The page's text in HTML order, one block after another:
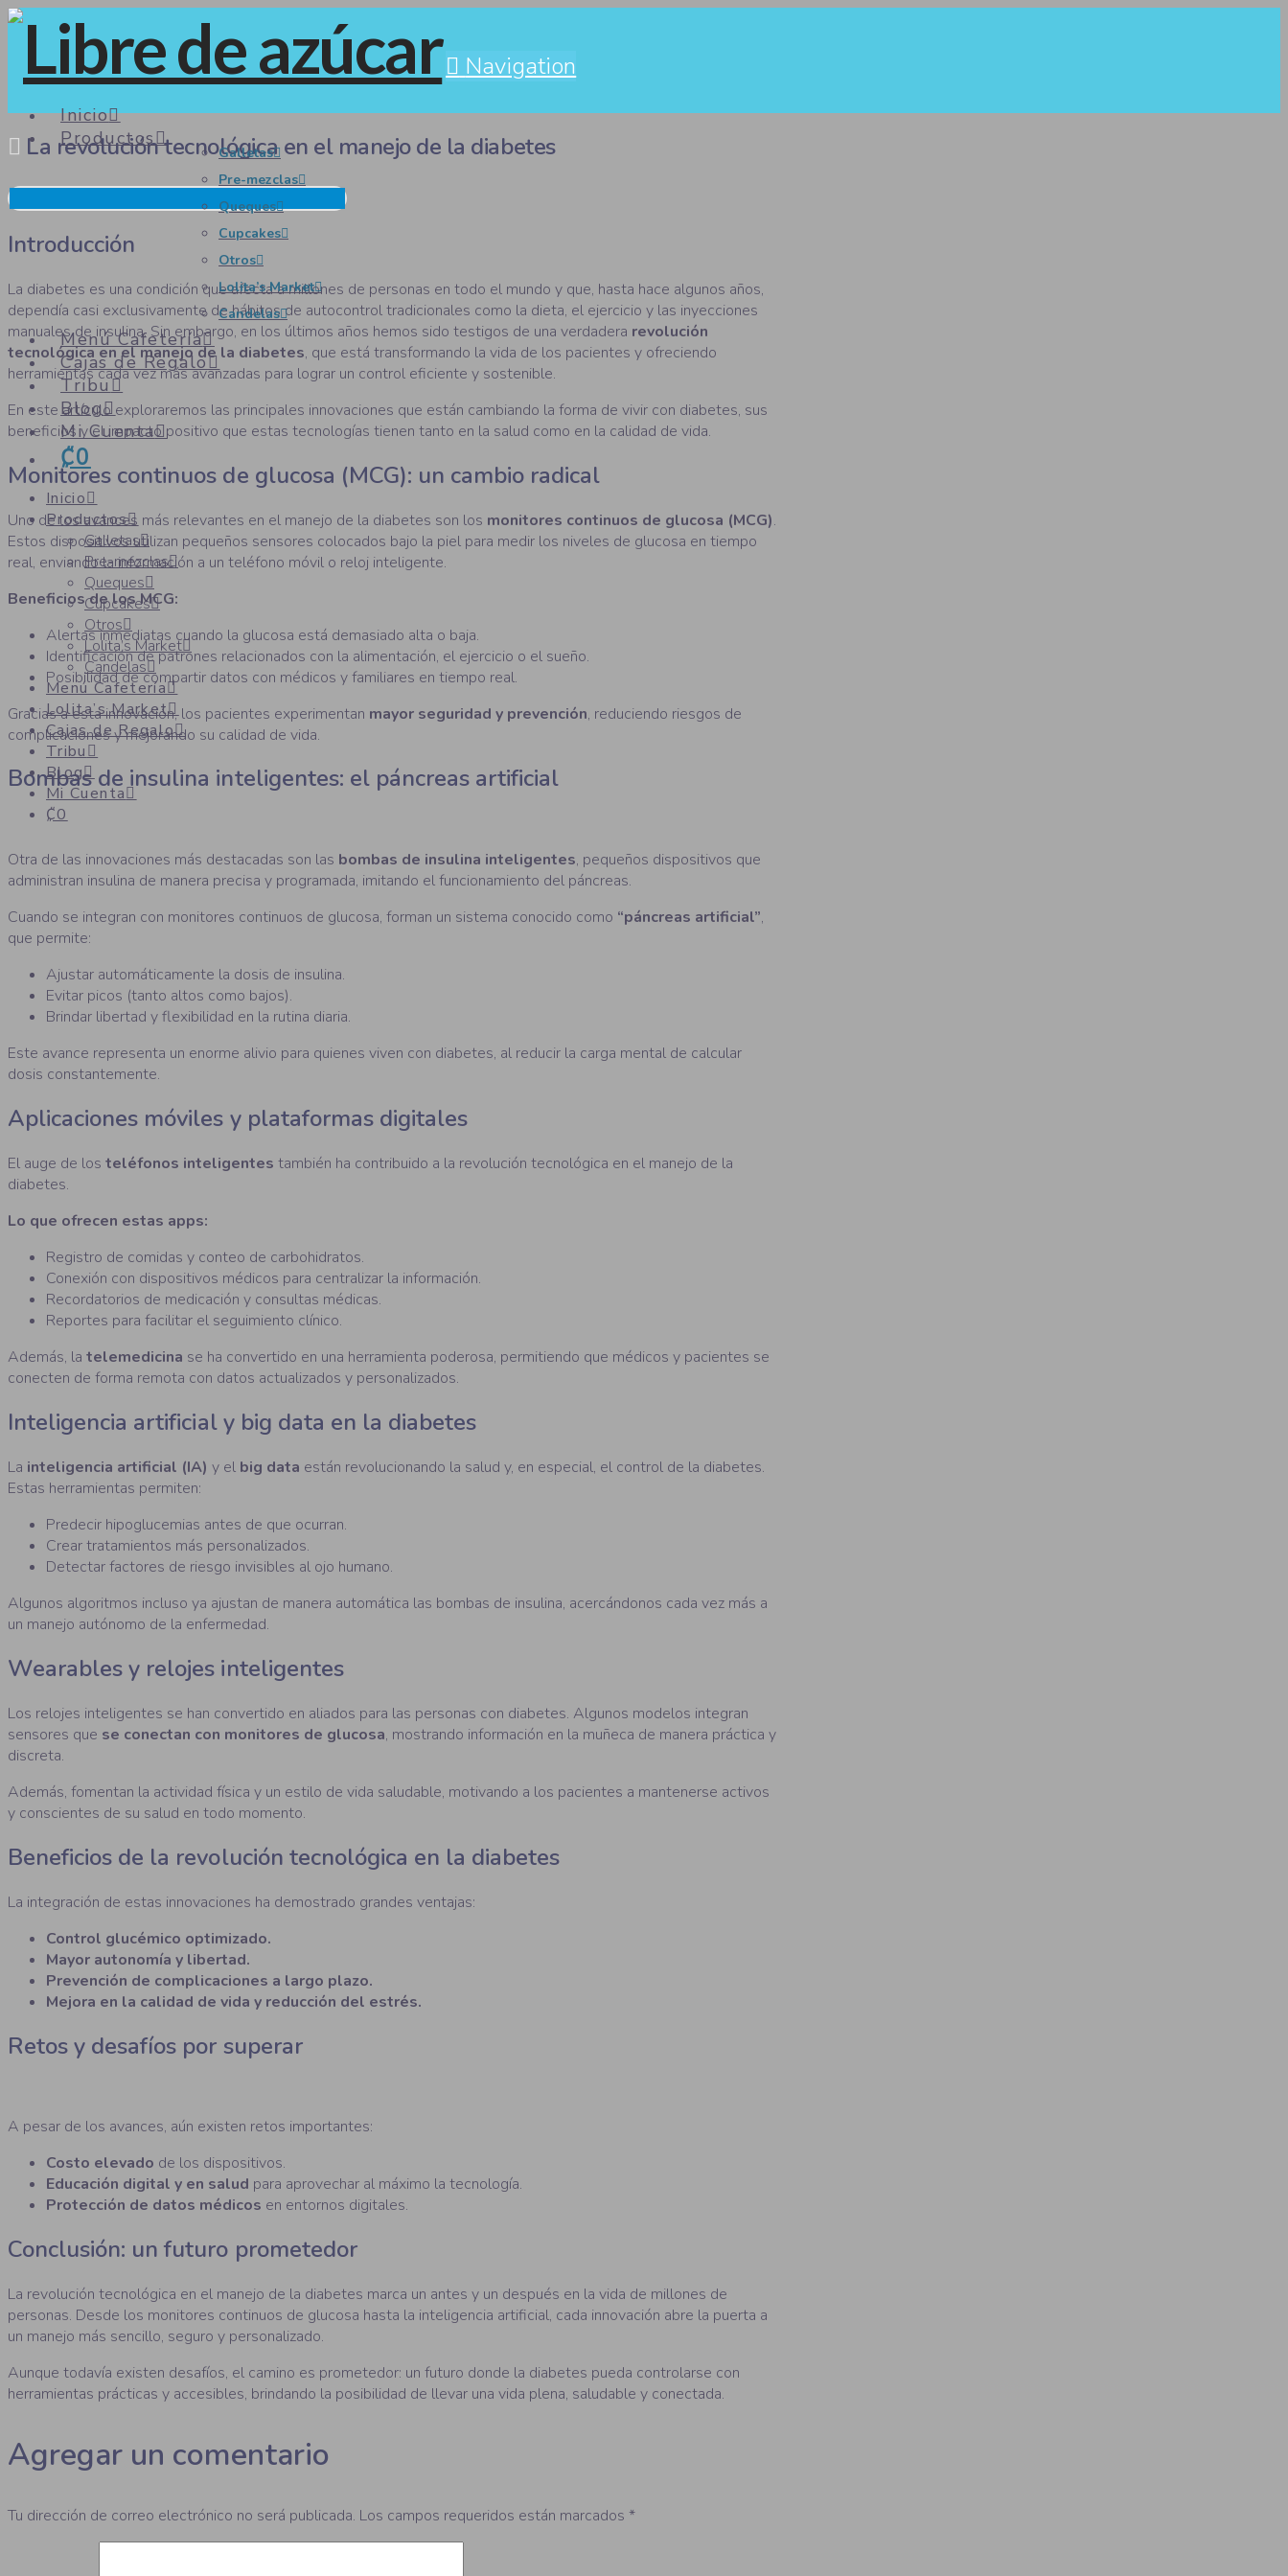
Navigation
Inicio
Productos
Galletas
Pre-mezclas
Queques
Cupcakes
Otros
Lolita’s Market
Candelas
Menú Cafetería
Cajas de Regalo
Tribu
Blog
Mi Cuenta
₡0
Inicio
Productos
Galletas
Pre-mezclas
Queques
Cupcakes
Otros
Lolita’s Market
Candelas
Menú Cafetería
Lolita’s Market
Cajas de Regalo
Tribu
Blog
Mi Cuenta
₡0
La revolución tecnológica en el manejo de la diabetes
Introducción
La diabetes es una condición que afecta a millones de personas en todo el mundo y que, hasta hace algunos años,
dependía casi exclusivamente de hábitos de autocontrol tradicionales como la dieta, el ejercicio y las inyecciones
manuales de insulina. Sin embargo, en los últimos años hemos sido testigos de una verdadera revolución
tecnológica en el manejo de la diabetes, que está transformando la vida de los pacientes y ofreciendo
herramientas cada vez más avanzadas para lograr un control eficiente y sostenible.
En este artículo exploraremos las principales innovaciones que están cambiando la forma de vivir con diabetes, sus
beneficios y el impacto positivo que estas tecnologías tienen tanto en la salud como en la calidad de vida.
Monitores continuos de glucosa (MCG): un cambio radical
Uno de los avances más relevantes en el manejo de la diabetes son los monitores continuos de glucosa (MCG).
Estos dispositivos utilizan pequeños sensores colocados bajo la piel para medir los niveles de glucosa en tiempo
real, enviando la información a un teléfono móvil o reloj inteligente.
Beneficios de los MCG:
Alertas inmediatas cuando la glucosa está demasiado alta o baja.
Identificación de patrones relacionados con la alimentación, el ejercicio o el sueño.
Posibilidad de compartir datos con médicos y familiares en tiempo real.
Gracias a esta innovación, los pacientes experimentan mayor seguridad y prevención, reduciendo riesgos de
complicaciones y mejorando su calidad de vida.
Bombas de insulina inteligentes: el páncreas artificial
Otra de las innovaciones más destacadas son las bombas de insulina inteligentes, pequeños dispositivos que
administran insulina de manera precisa y programada, imitando el funcionamiento del páncreas.
Cuando se integran con monitores continuos de glucosa, forman un sistema conocido como “páncreas artificial”,
que permite:
Ajustar automáticamente la dosis de insulina.
Evitar picos (tanto altos como bajos).
Brindar libertad y flexibilidad en la rutina diaria.
Este avance representa un enorme alivio para quienes viven con diabetes, al reducir la carga mental de calcular
dosis constantemente.
Aplicaciones móviles y plataformas digitales
El auge de los teléfonos inteligentes también ha contribuido a la revolución tecnológica en el manejo de la
diabetes.
Lo que ofrecen estas apps:
Registro de comidas y conteo de carbohidratos.
Conexión con dispositivos médicos para centralizar la información.
Recordatorios de medicación y consultas médicas.
Reportes para facilitar el seguimiento clínico.
Además, la telemedicina se ha convertido en una herramienta poderosa, permitiendo que médicos y pacientes se
conecten de forma remota con datos actualizados y personalizados.
Inteligencia artificial y big data en la diabetes
La inteligencia artificial (IA) y el big data están revolucionando la salud y, en especial, el control de la diabetes.
Estas herramientas permiten:
Predecir hipoglucemias antes de que ocurran.
Crear tratamientos más personalizados.
Detectar factores de riesgo invisibles al ojo humano.
Algunos algoritmos incluso ya ajustan de manera automática las bombas de insulina, acercándonos cada vez más a
un manejo autónomo de la enfermedad.
Wearables y relojes inteligentes
Los relojes inteligentes se han convertido en aliados para las personas con diabetes. Algunos modelos integran
sensores que se conectan con monitores de glucosa, mostrando información en la muñeca de manera práctica y
discreta.
Además, fomentan la actividad física y un estilo de vida saludable, motivando a los pacientes a mantenerse activos
y conscientes de su salud en todo momento.
Beneficios de la revolución tecnológica en la diabetes
La integración de estas innovaciones ha demostrado grandes ventajas:
Control glucémico optimizado.
Mayor autonomía y libertad.
Prevención de complicaciones a largo plazo.
Mejora en la calidad de vida y reducción del estrés.
Retos y desafíos por superar
A pesar de los avances, aún existen retos importantes:
Costo elevado de los dispositivos.
Educación digital y en salud para aprovechar al máximo la tecnología.
Protección de datos médicos en entornos digitales.
Conclusión: un futuro prometedor
La revolución tecnológica en el manejo de la diabetes marca un antes y un después en la vida de millones de
personas. Desde los monitores continuos de glucosa hasta la inteligencia artificial, cada innovación abre la puerta a
un manejo más sencillo, seguro y personalizado.
Aunque todavía existen desafíos, el camino es prometedor: un futuro donde la diabetes pueda controlarse con
herramientas prácticas y accesibles, brindando la posibilidad de llevar una vida plena, saludable y conectada.
Agregar un comentario
Tu dirección de correo electrónico no será publicada. Los campos requeridos están marcados *